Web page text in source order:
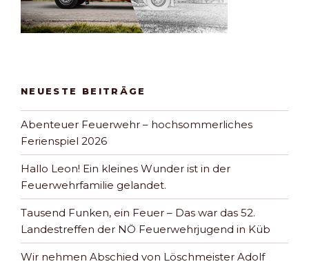
NEUESTE BEITRÄGE
Abenteuer Feuerwehr – hochsommerliches
Ferienspiel 2026
Hallo Leon! Ein kleines Wunder ist in der
Feuerwehrfamilie gelandet.
Tausend Funken, ein Feuer – Das war das 52.
Landestreffen der NÖ Feuerwehrjugend in Küb
Wir nehmen Abschied von Löschmeister Adolf